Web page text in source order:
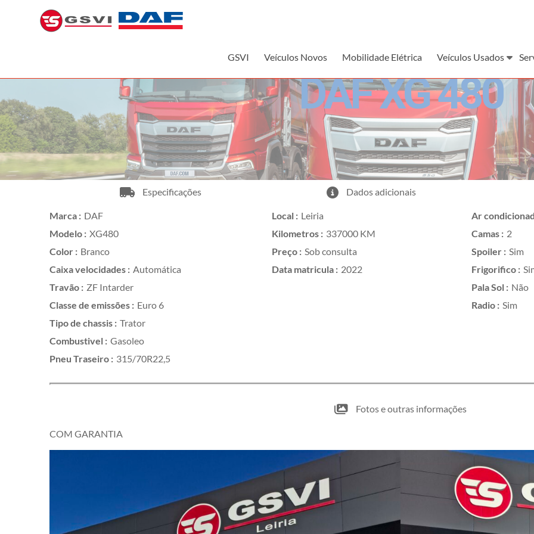
GSVI,
seu
concessionário
DAF
GSVI Veículos Novos Mobilidade Elétrica Veículos Usados
DAF XG 480
Especificações
Marca : DAF
Modelo : XG480
Color : Branco
Caixa velocidades : Automática
Travão : ZF Intarder
Classe de emissões : Euro 6
Tipo de chassis : Trator
Combustivel : Gasoleo
Pneu Traseiro : 315/70R22,5
Dados adicionais
Local : Leiria
Kilometros : 337000 KM
Preço : Sob consulta
Data matricula : 2022
Ar
Camas : 2
Spoiler : Sim
Frigorifico :
Pala Sol : Não
Radio : Sim
Fotos e outras informações
COM GARANTIA